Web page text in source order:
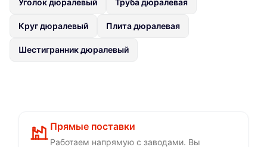
Уголок дюралевый Труба дюралевая
Круг дюралевый Плита дюралевая
Шестигранник дюралевый
Прямые поставки
Работаем напрямую с заводами. Вы